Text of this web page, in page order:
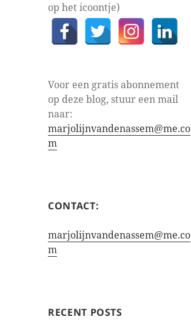
op het icoontje)
Voor een gratis abonnement
op deze blog, stuur een mail
naar:
marjolijnvandenassem@me.co
m
CONTACT:
marjolijnvandenassem@me.co
m
RECENT POSTS